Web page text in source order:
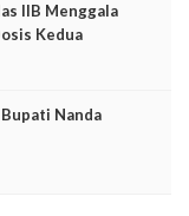
IIB Menggala
Kedua
Nanda